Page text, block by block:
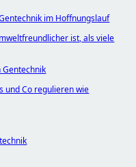
im Hoffnungslauf
ist, als viele
Gentechnik
und Co regulieren wie